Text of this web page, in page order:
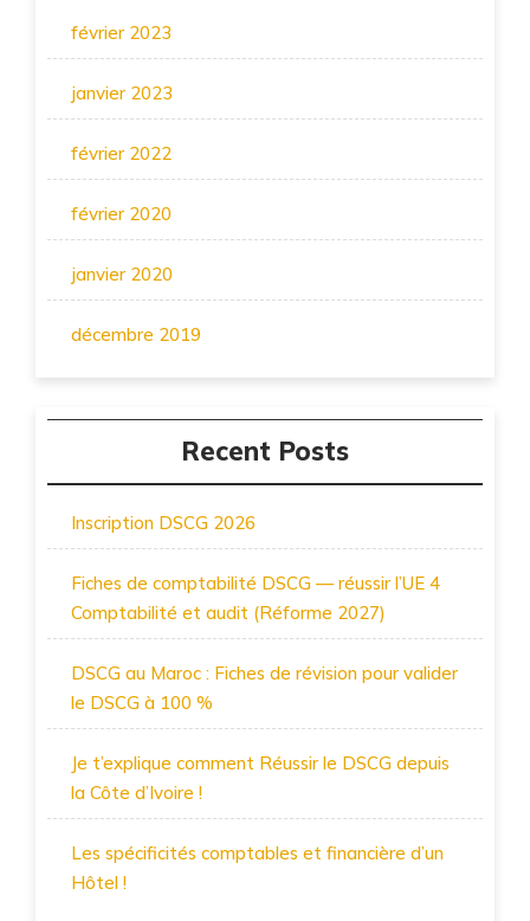
février 2023
janvier 2023
février 2022
février 2020
janvier 2020
décembre 2019
Recent Posts
Inscription DSCG 2026
Fiches de comptabilité DSCG — réussir l’UE 4
Comptabilité et audit (Réforme 2027)
DSCG au Maroc : Fiches de révision pour valider
le DSCG à 100 %
Je t’explique comment Réussir le DSCG depuis
la Côte d’Ivoire !
Les spécificités comptables et financière d’un
Hôtel !